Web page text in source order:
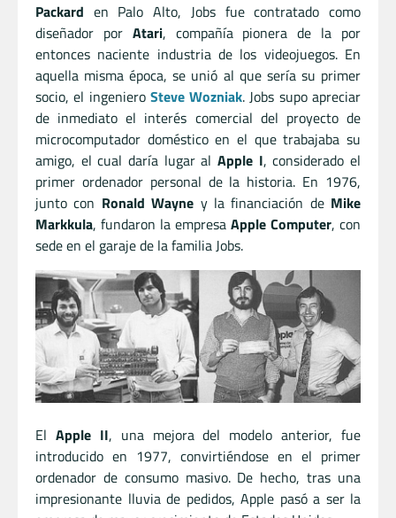
Packard en Palo Alto, Jobs fue contratado como
diseñador por Atari, compañía pionera de la por
entonces naciente industria de los videojuegos. En
aquella misma época, se unió al que sería su primer
socio, el ingeniero Steve Wozniak. Jobs supo apreciar
de inmediato el interés comercial del proyecto de
microcomputador doméstico en el que trabajaba su
amigo, el cual daría lugar al Apple I, considerado el
primer ordenador personal de la historia. En 1976,
junto con Ronald Wayne y la financiación de Mike
Markkula, fundaron la empresa Apple Computer, con
sede en el garaje de la familia Jobs.
El Apple II, una mejora del modelo anterior, fue
introducido en 1977, convirtiéndose en el primer
ordenador de consumo masivo. De hecho, tras una
impresionante lluvia de pedidos, Apple pasó a ser la